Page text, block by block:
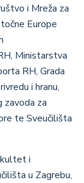
i Mreža za
Europe
Ministarstva
RH, Grada
i hranu,
zavoda za
te Sveučilišta
i
u Zagrebu,